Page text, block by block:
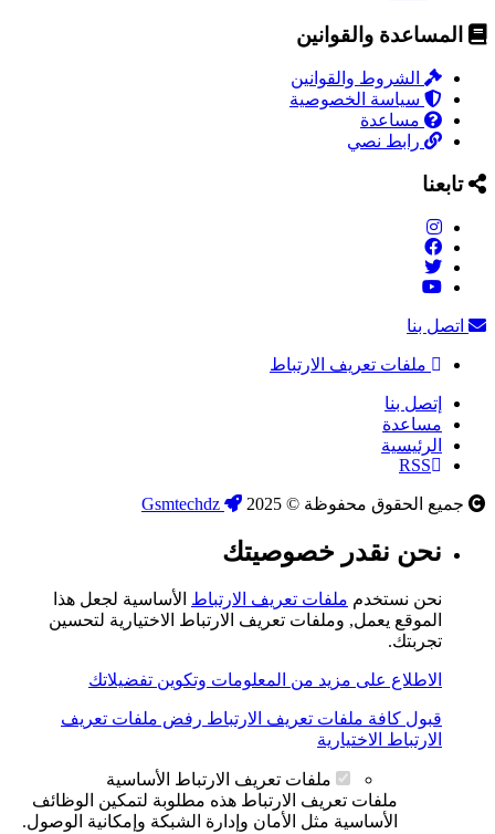
المساعدة والقوانين
الشروط والقوانين
سياسة الخصوصية
مساعدة
رابط نصي
تابعنا
اتصل بنا
ملفات تعريف الارتباط
إتصل بنا
مساعدة
الرئيسية
RSS
جميع الحقوق محفوظة © 2025
نحن نقدر خصوصيتك
نحن نستخدم ملفات تعريف الارتباط الأساسية لجعل هذا
الموقع يعمل, وملفات تعريف الارتباط الاختيارية لتحسين
تجربتك.
الاطلاع على مزيد من المعلومات وتكوين تفضيلاتك
قبول كافة ملفات تعريف الارتباط رفض ملفات تعريف
الارتباط الاختيارية
ملفات تعريف الارتباط الأساسية
ملفات تعريف الارتباط هذه مطلوبة لتمكين الوظائف
الأساسية مثل الأمان وإدارة الشبكة وإمكانية الوصول.